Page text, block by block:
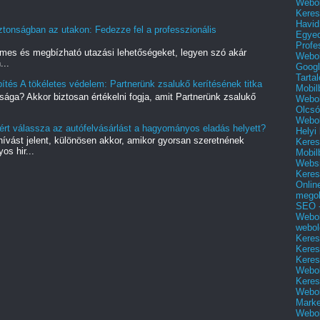
az utakon: Fedezze fel a professzionális
és megbízható utazási lehetőségeket, legyen szó akár
A tökéletes védelem: Partnerünk zsalukő kerítésének titka
Akkor biztosan értékelni fogja, amit Partnerünk zsalukő
válassza az autófelvásárlást a hagyományos eladás helyett?
jelent, különösen akkor, amikor gyorsan szeretnének
hir...
Helyi
SEO